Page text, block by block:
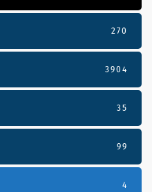
270
3904
35
99
4